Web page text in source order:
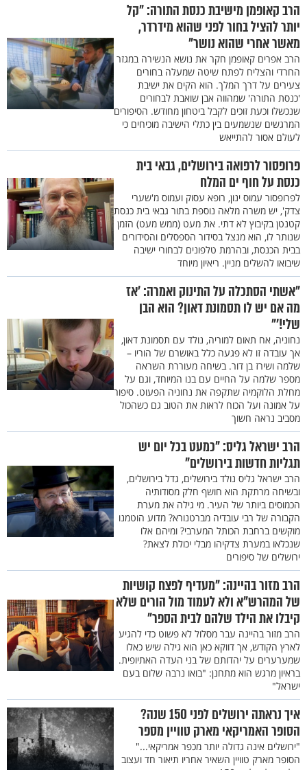
הרב קאופמן מישיבת כנסת התורה: "קל
יותר להציל בחור לפני שהוא מידרדר,
מאשר אחרי שהוא נושר"
הרב אפרים קאופמן חקר את נושא הנשירה במגזר
החרדי והצליח לפתח שיטה שמעלה בחורים
צעירים על דרך המלך. הוא הקים את ישיבת
'כנסת התורה' שמהווה אבן שואבת לבחורים
שנכשלו וכעת זוכים לקבל ביטחון מחודש. הסיפורים
המרגשים שנשמעים בין כתלי הישיבה מוכיחים כי
לעולם אסור להתייאש
פרופסור לרפואה בירושלים, גבאי בית
כנסת על חוף ים המלח
לפרופסור עמוס ינון, רופא עסוק ועמוס מ'שערי
צדק', יש משרה מלאה נוספת בתור גבאי בית כנסת
קטנטן בקיבוץ לא דתי. את מעט (ממש מעט) הזמן
שנותר לו, הוא מנצל בסידור הספסלים והסידורים
בבית הכנסת, ובהרמת טלפונים לבחורי ישיבה
שיבואו להשלים מניין. ריאיון מיוחד
"אשתי הסתכלה על התינוק ואמרה: ’אז
מה אם יש לו תסמונת דאון? הוא הבן
שלי!’"
נחוניה, אח תאום למוריה, נולד עם תסמונת דאון,
אך עובדה זו לא פגעה כלל באושרם של הוריו –
שלמה ושירז בן דור. בשיחה מעוררת השראה
מספר שלמה על החיים עם בנו המיוחד, וגם על
מחלת הלוקמיה שתקפה את נחוניה הפעוט. סיפור
על אמונה ועל הכוח לראות את הטוב גם כשהכול
מסביב נראה חשוך
הרב ישראל גליס: "כמעט בכל יום יש
תגליות חדשות בירושלים"
הרב ישראל גליס נולד בירושלים, גדל בירושלים,
ובשיחה מרתקת הוא חושף חלק מסודותיה
הכמוסים ביותר של העיר. מי גילה את מערת
הקבורה של רבי עובדיה מברטנורא? מדוע הוטמנו
מוקשים ברחבת הכותל המערבי? ומיהם אלו
שנכלאו במערת צדקיהו מבלי יכולת לצאת?
ירושלים של סיפורים
הרב מזור בהיינה: "מעדיף לפצח קושיות
של המהרש"א ולא לעמוד מול הורים שלא
קיבלו את הילד שלהם לבית הספר"
הרב מזור בהיינה עבר מסלול לא פשוט כדי להגיע
לארץ הקודש, אך דווקא כאן הוא גילה שיש כאלו
שמערערים על יהדותם של בני העדה האתיופית.
בראיון מרגש הוא מתחנן: "בואו נרבה שלום בעם
ישראל"
איך נראתה ירושלים לפני 150 שנה?
הסופר האמריקאי מארק טוויין מספר
"ירושלים אינה גדולה יותר מכפר אמריקאי..."
הסופר מארק טוויין השאיר אחריו תיאור חד ועצוב